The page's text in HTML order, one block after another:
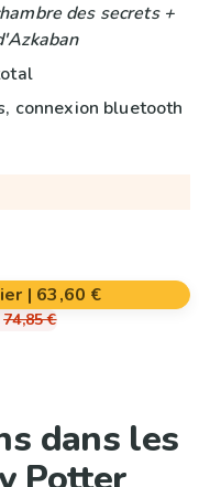
des secrets +
connexion bluetooth
| 63,60 €
74,85 €
dans les